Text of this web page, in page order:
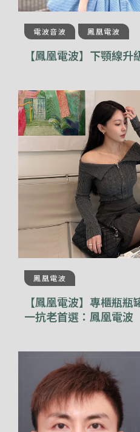
【鳳凰電波】下顎線
電波音波 鳳凰電波
【鳳凰電波】專櫃瓶
一抗老首選：鳳凰電波
鳳凰電波